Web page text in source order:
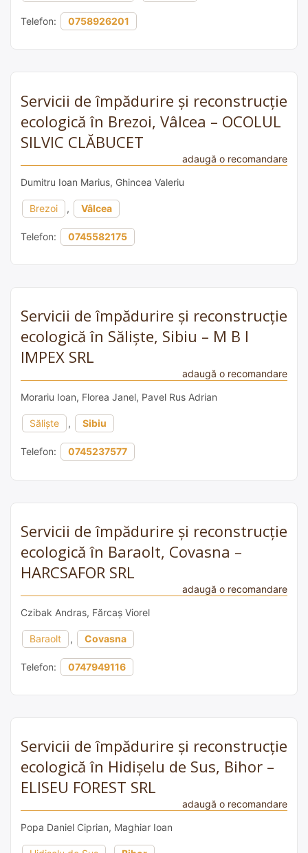
Telefon: 0758926201
Servicii de împădurire și reconstrucție
ecologică în Brezoi, Vâlcea – OCOLUL
SILVIC CLĂBUCET
adaugă o recomandare
Dumitru Ioan Marius, Ghincea Valeriu
Brezoi , Vâlcea
Telefon: 0745582175
Servicii de împădurire și reconstrucție
ecologică în Săliște, Sibiu – M B I
IMPEX SRL
adaugă o recomandare
Morariu Ioan, Florea Janel, Pavel Rus Adrian
Sălişte , Sibiu
Telefon: 0745237577
Servicii de împădurire și reconstrucție
ecologică în Baraolt, Covasna –
HARCSAFOR SRL
adaugă o recomandare
Czibak Andras, Fărcaș Viorel
Baraolt , Covasna
Telefon: 0747949116
Servicii de împădurire și reconstrucție
ecologică în Hidișelu de Sus, Bihor –
ELISEU FOREST SRL
adaugă o recomandare
Popa Daniel Ciprian, Maghiar Ioan